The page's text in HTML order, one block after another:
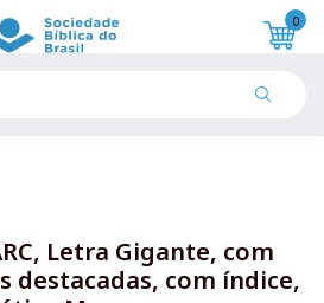
0
Letra Gigante, com
destacadas, com índice,